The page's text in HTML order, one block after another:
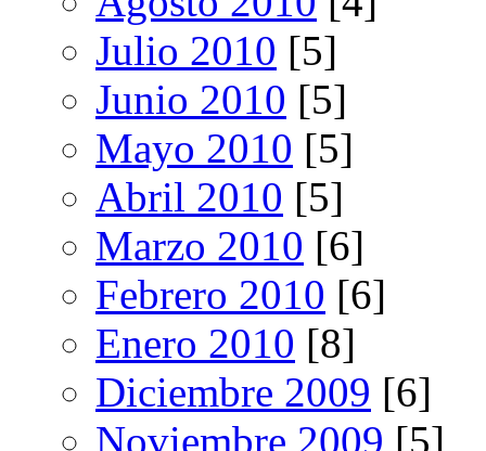
Julio 2010 [5]
Junio 2010 [5]
Mayo 2010 [5]
Abril 2010 [5]
Marzo 2010 [6]
Febrero 2010 [6]
Enero 2010 [8]
Diciembre 2009 [6]
Noviembre 2009 [5]